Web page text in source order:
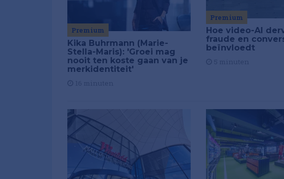
Premium
Kika Buhrmann (Marie-
Stella-Maris): 'Groei mag
nooit ten koste gaan van je
merkidentiteit'
Premium
Hoe video-AI
fraude en
beïnvloedt